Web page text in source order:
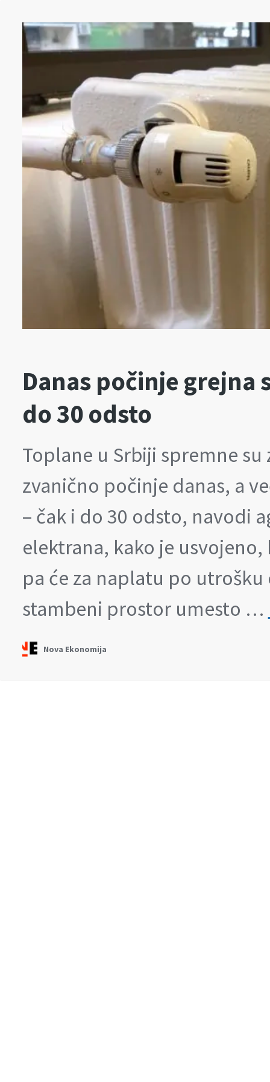
Danas počinje grejna
do 30 odsto
Toplane u Srbiji spremne
zvanično počinje danas, a
– čak i do 30 odsto, navodi
elektrana, kako je
pa će za naplatu po
stambeni prostor umesto …
Nova Ekonomija